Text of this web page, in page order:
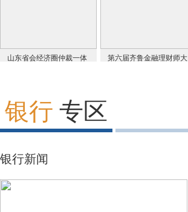
山东省会经济圈仲裁一体
第六届齐鲁金融理财师大
银行 专区
银行新闻